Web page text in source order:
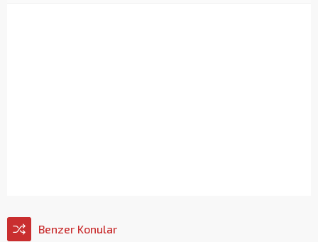
Benzer Konular